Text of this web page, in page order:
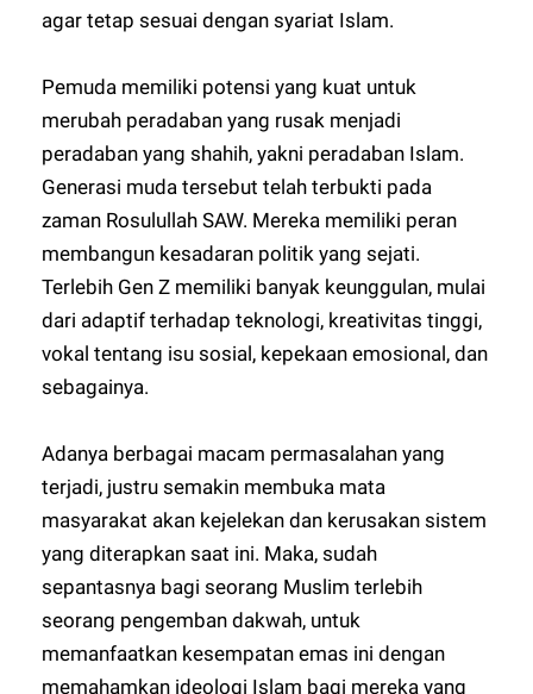
agar tetap sesuai dengan syariat Islam.
Pemuda memiliki potensi yang kuat untuk
merubah peradaban yang rusak menjadi
peradaban yang shahih, yakni peradaban Islam.
Generasi muda tersebut telah terbukti pada
zaman Rosulullah SAW. Mereka memiliki peran
membangun kesadaran politik yang sejati.
Terlebih Gen Z memiliki banyak keunggulan, mulai
dari adaptif terhadap teknologi, kreativitas tinggi,
vokal tentang isu sosial, kepekaan emosional, dan
sebagainya.
Adanya berbagai macam permasalahan yang
terjadi, justru semakin membuka mata
masyarakat akan kejelekan dan kerusakan sistem
yang diterapkan saat ini. Maka, sudah
sepantasnya bagi seorang Muslim terlebih
seorang pengemban dakwah, untuk
memanfaatkan kesempatan emas ini dengan
memahamkan ideologi Islam bagi mereka yang